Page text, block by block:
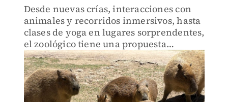
Desde nuevas crías, interacciones con
animales y recorridos inmersivos, hasta
clases de yoga en lugares sorprendentes,
el zoológico tiene una propuesta
completa para estas vacaciones.